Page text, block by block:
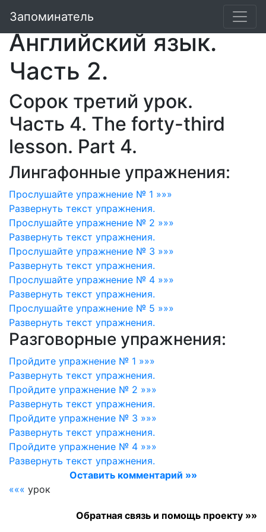
Запоминатель
Валентина Скультэ.
Английский язык.
Часть 2.
Сорок третий урок.
Часть 4. The forty-third
lesson. Part 4.
Лингафонные упражнения:
Прослушайте упражнение № 1 »»»
Развернуть текст упражнения.
Прослушайте упражнение № 2 »»»
Развернуть текст упражнения.
Прослушайте упражнение № 3 »»»
Развернуть текст упражнения.
Прослушайте упражнение № 4 »»»
Развернуть текст упражнения.
Прослушайте упражнение № 5 »»»
Развернуть текст упражнения.
Разговорные упражнения:
Пройдите упражнение № 1 »»»
Развернуть текст упражнения.
Пройдите упражнение № 2 »»»
Развернуть текст упражнения.
Пройдите упражнение № 3 »»»
Развернуть текст упражнения.
Пройдите упражнение № 4 »»»
Развернуть текст упражнения.
Оставить комментарий »»
««« урок
Обратная связь и помощь проекту »»